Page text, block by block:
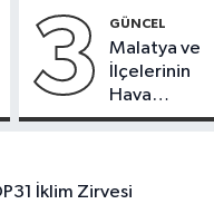
3 GÜNCEL
Malatya ve
İlçelerinin
Hava
Durumu -
2026
İklim Zirvesi